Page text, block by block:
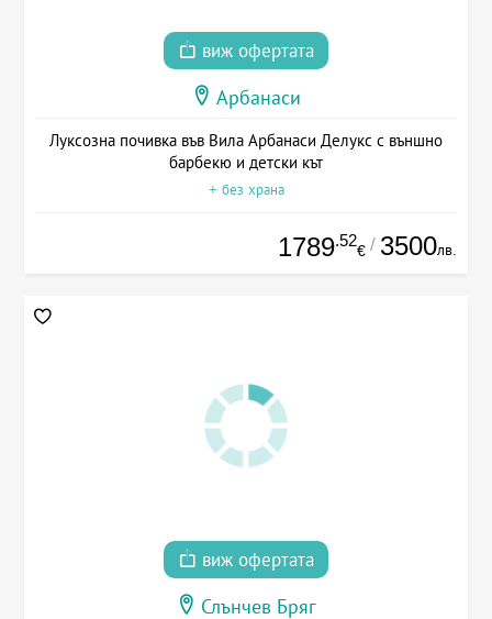
виж офертата
Арбанаси
Луксозна почивка във Вила Арбанаси Делукс с външно
барбекю и детски кът
+ без храна
1789.52
€ / 3500лв.
виж офертата
Слънчев Бряг